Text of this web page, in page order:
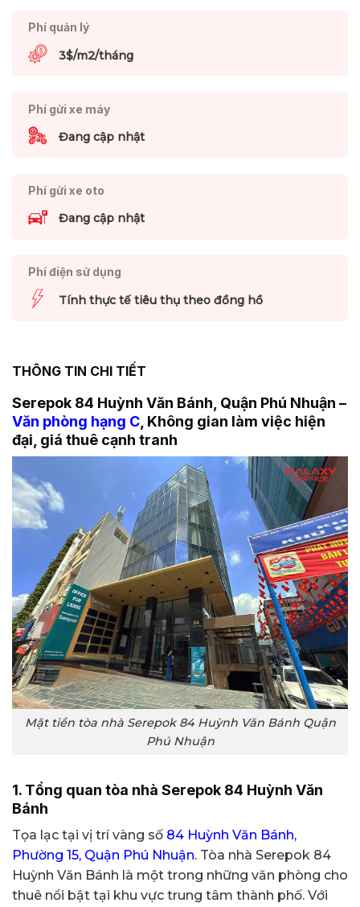
Phí quản lý
3$/m2/tháng
Phí gửi xe máy
Đang cập nhật
Phí gửi xe oto
Đang cập nhật
Phí điện sử dụng
Tính thực tế tiêu thụ theo đồng hồ
THÔNG TIN CHI TIẾT
Serepok 84 Huỳnh Văn Bánh, Quận Phú Nhuận –
Văn phòng hạng C, Không gian làm việc hiện
đại, giá thuê cạnh tranh
Mặt tiền tòa nhà Serepok 84 Huỳnh Văn Bánh Quận
Phú Nhuận
1. Tổng quan tòa nhà Serepok 84 Huỳnh Văn
Bánh
Tọa lạc tại vị trí vàng số 84 Huỳnh Văn Bánh,
Phường 15, Quận Phú Nhuận. Tòa nhà Serepok 84
Huỳnh Văn Bánh là một trong những văn phòng cho
thuê nổi bật tại khu vực trung tâm thành phố. Với